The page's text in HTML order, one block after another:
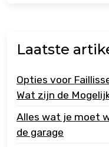
Laatste
Opties voor
Wat zijn de
Alles wat je moet
de garage